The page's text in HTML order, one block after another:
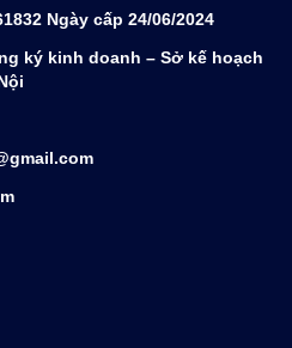
Ngày cấp 24/06/2024
ký kinh doanh – Sở kế hoạch